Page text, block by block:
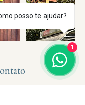
posso te ajudar?
1